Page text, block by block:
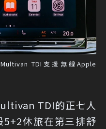
TDI支援無線Apple
TDI的正七人
休旅在第三排舒